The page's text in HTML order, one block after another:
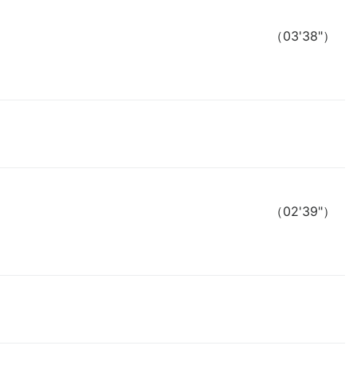
（03'38"）
（02'39"）